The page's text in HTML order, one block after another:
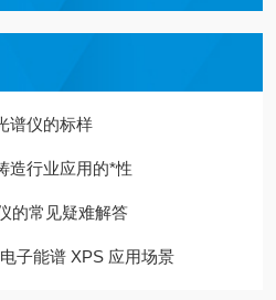
谱仪的标样
造行业应用的*性
的常见疑难解答
子能谱 XPS 应用场景